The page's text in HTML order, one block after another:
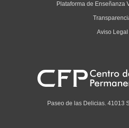
Plataforma de Enseñanza
Aviso Legal
Paseo de las Delicias. 41013